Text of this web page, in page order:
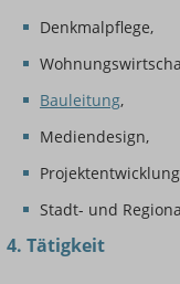
Denkmalpflege,
Bauleitung,
Mediendesign,
Stadt- und
4. Tätigkeit